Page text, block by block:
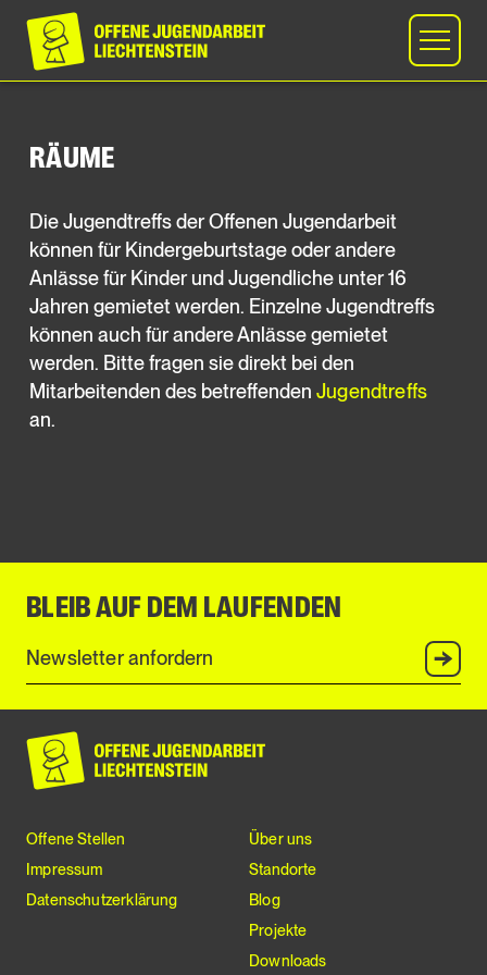
RÄUME
Die Jugendtreffs der Offenen Jugendarbeit
können für Kindergeburtstage oder andere
Anlässe für Kinder und Jugendliche unter 16
Jahren gemietet werden. Einzelne Jugendtreffs
können auch für andere Anlässe gemietet
werden. Bitte fragen sie direkt bei den
Mitarbeitenden des betreffenden Jugendtreffs
an.
BLEIB AUF DEM LAUFENDEN
Über uns
Standorte
Blog
Projekte
Downloads
Offene Stellen
Impressum
Datenschutzerklärung